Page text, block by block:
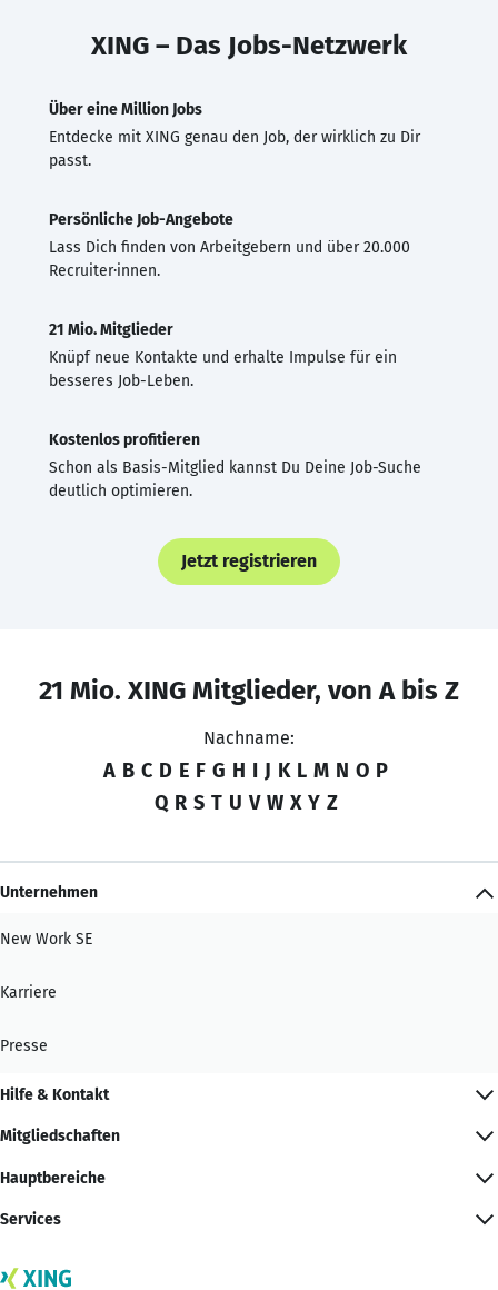
XING – Das Jobs-Netzwerk
Über eine Million Jobs
Entdecke mit XING genau den Job, der wirklich zu Dir
passt.
Persönliche Job-Angebote
Lass Dich finden von Arbeitgebern und über 20.000
Recruiter·innen.
21 Mio. Mitglieder
Knüpf neue Kontakte und erhalte Impulse für ein
besseres Job-Leben.
Kostenlos profitieren
Schon als Basis-Mitglied kannst Du Deine Job-Suche
deutlich optimieren.
Jetzt registrieren
21 Mio. XING Mitglieder, von A bis Z
Nachname:
A B C D E F G H I J K L M N O P
Q R S T U V W X Y Z
Unternehmen
New Work SE
Karriere
Presse
Hilfe & Kontakt
Mitgliedschaften
Hauptbereiche
Services